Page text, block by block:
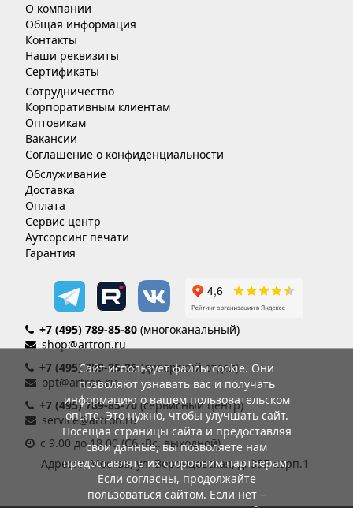
О компании
Общая информация
Контакты
Наши реквизиты
Сертификаты
Сотрудничество
Корпоративным клиентам
Оптовикам
Вакансии
Соглашение о конфиденциальности
Обслуживание
Доставка
Оплата
Сервис центр
Аутсорсинг печати
Гарантия
+7 (495) 789-85-80 (многоканальный)
shop@artron.ru
+7 (495) 789-85-86(дилерский отдел)
opt@artron.ru
+7 (495) 789-85-70 (сервисный центр)
service@artron.ru
с 9.00 до 18.00 (Сб.-Вс. выходной)
Адрес: г. Москва, ул. Воронцовская, д. 35Б корп.1
Сайт использует файлы cookie. Они
позволяют узнавать вас и получать
информацию о вашем пользовательском
опыте. Это нужно, чтобы улучшать сайт.
Посещая страницы сайта и предоставляя
свои данные, вы позволяете нам
предоставлять их сторонним партнерам.
Если согласны, продолжайте
пользоваться сайтом. Если нет –